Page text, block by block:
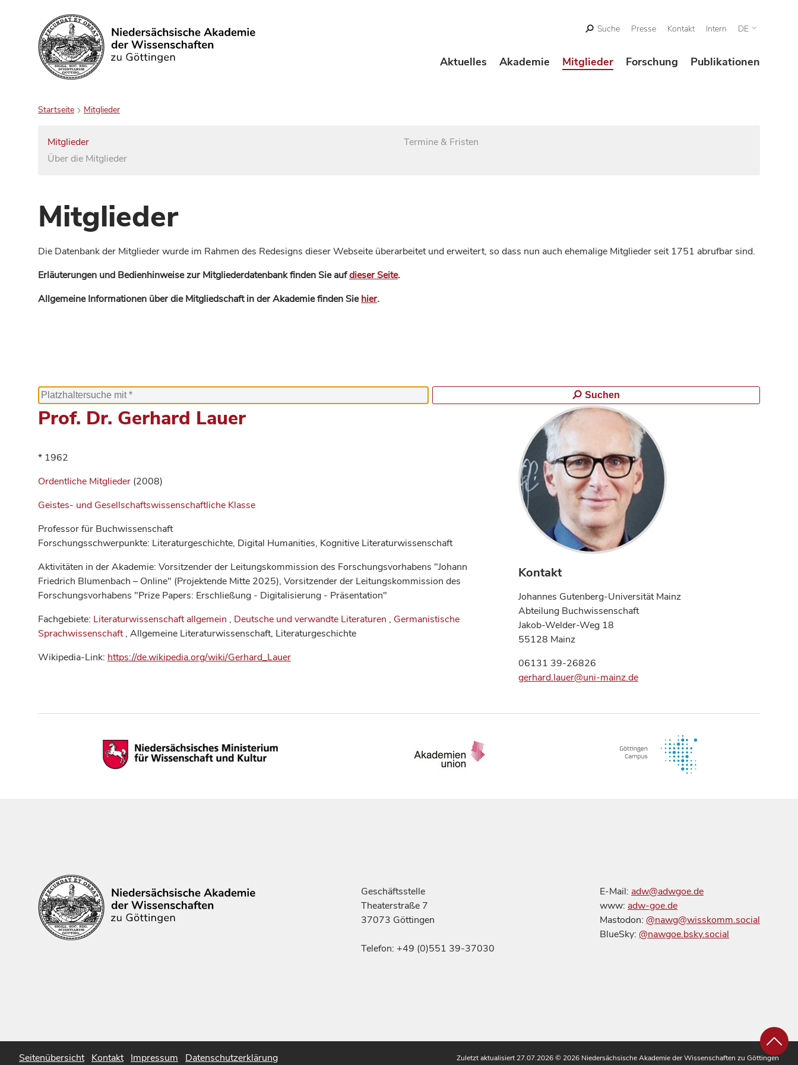
Suchen
Suche Presse Kontakt Intern DE
Aktuelles Akademie Mitglieder Forschung Publikationen
Startseite Mitglieder
Mitglieder
Über die Mitglieder
Termine & Fristen
Mitglieder
Die Datenbank der Mitglieder wurde im Rahmen des Redesigns dieser Webseite überarbeitet und erweitert, so dass nun auch ehemalige Mitglieder seit 1751 abrufbar sind.
Erläuterungen und Bedienhinweise zur Mitgliederdatenbank finden Sie aufdieser Seite.
Allgemeine Informationen über die Mitgliedschaft in der Akademie finden Siehier.
Suchen
Prof. Dr. Gerhard Lauer
* 1962
Ordentliche Mitglieder (2008)
Geistes- und Gesellschaftswissenschaftliche Klasse
Professor für Buchwissenschaft
Forschungsschwerpunkte: Literaturgeschichte, Digital Humanities, Kognitive Literaturwissenschaft
Aktivitäten in der Akademie: Vorsitzender der Leitungskommission des Forschungsvorhabens "Johann
Friedrich Blumenbach – Online" (Projektende Mitte 2025), Vorsitzender der Leitungskommission des
Forschungsvorhabens "Prize Papers: Erschließung - Digitalisierung - Präsentation"
Fachgebiete: Literaturwissenschaft allgemein , Deutsche und verwandte Literaturen , Germanistische
Sprachwissenschaft, Allgemeine Literaturwissenschaft, Literaturgeschichte
Wikipedia-Link: https://de.wikipedia.org/wiki/Gerhard_Lauer
Kontakt
Johannes Gutenberg-Universität Mainz
Abteilung Buchwissenschaft
Jakob-Welder-Weg 18
55128 Mainz
06131 39-26826
gerhard.lauer@uni-mainz.de
Geschäftsstelle
Theaterstraße 7
37073 Göttingen
Telefon: +49 (0)551 39-37030
E-Mail: adw@adwgoe.de
www: adw-goe.de
Mastodon: @nawg@wisskomm.social
BlueSky: @nawgoe.bsky.social
Seitenübersicht Kontakt Impressum Datenschutzerklärung Zuletzt aktualisiert 27.07.2026© 2026 Niedersächsische Akademie der Wissenschaften zu Göttingen